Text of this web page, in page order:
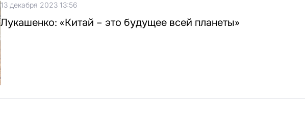
13 декабря 2023 13:56
Лукашенко: «Китай – это будущее всей планеты»